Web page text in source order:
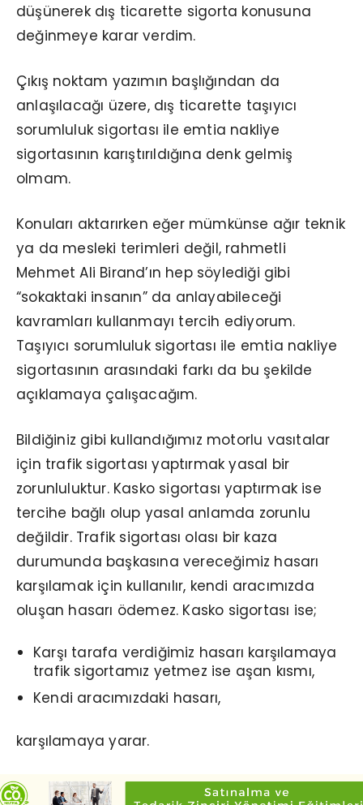
düşünerek dış ticarette sigorta konusuna
değinmeye karar verdim.
Çıkış noktam yazımın başlığından da
anlaşılacağı üzere, dış ticarette taşıyıcı
sorumluluk sigortası ile emtia nakliye
sigortasının karıştırıldığına denk gelmiş
olmam.
Konuları aktarırken eğer mümkünse ağır teknik
ya da mesleki terimleri değil, rahmetli
Mehmet Ali Birand’ın hep söylediği gibi
“sokaktaki insanın” da anlayabileceği
kavramları kullanmayı tercih ediyorum.
Taşıyıcı sorumluluk sigortası ile emtia nakliye
sigortasının arasındaki farkı da bu şekilde
açıklamaya çalışacağım.
Bildiğiniz gibi kullandığımız motorlu vasıtalar
için trafik sigortası yaptırmak yasal bir
zorunluluktur. Kasko sigortası yaptırmak ise
tercihe bağlı olup yasal anlamda zorunlu
değildir. Trafik sigortası olası bir kaza
durumunda başkasına vereceğimiz hasarı
karşılamak için kullanılır, kendi aracımızda
oluşan hasarı ödemez. Kasko sigortası ise;
Karşı tarafa verdiğimiz hasarı karşılamaya
trafik sigortamız yetmez ise aşan kısmı,
Kendi aracımızdaki hasarı,
karşılamaya yarar.